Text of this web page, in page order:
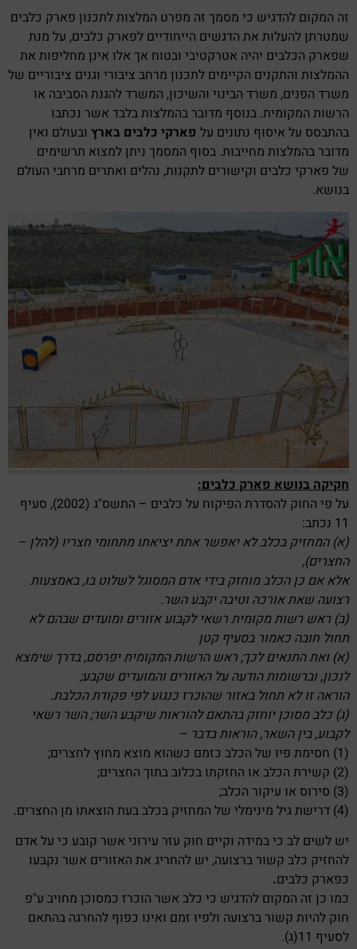
זה המקום להדגיש כי מסמך זה מפרט המלצות לתכנון פארק כלבים
שמטרתן להעלות את הדגשים הייחודיים לפארק כלבים, על מנת
שפארק הכלבים יהיה אטרקטיבי ובטוח אך אלו אינן מחליפות את
ההמלצות והתקנים הקיימים לתכנון מרחב ציבורי וגנים ציבוריים של
משרד הפנים, משרד הבינוי והשיכון, המשרד להגנת הסביבה או
הרשות המקומית. בנוסף מדובר בהמלצות בלבד אשר נכתבו
בהתבסס על איסוף נתונים על פארקי כלבים בארץ ובעולם ואין
מדובר בהמלצות מחייבות. בסוף המסמך ניתן למצוא תרשימים
של פארקי כלבים וקישורים לתקנות, נהלים ואתרים מרחבי העולם
בנושא.
חקיקה בנושא פארק כלבים:
על פי החוק להסדרת הפיקוח על כלבים – התשס"ג (2002), סעיף
11 נכתב:
(א) המחזיק בכלב לא יאפשר אתת יציאתו מתחומי חצריו (להלן –
החצרים),
אלא אם כן הכלב מוחזק בידי אדם המסוגל לשלוט בו, באמצעות
רצועה שאת אורכה וטיבה יקבע השר.
(ב) ראש רשות מקומית רשאי לקבוע אזורים ומועדים שבהם לא
תחול חובה כאמור בסעיף קטן
(א) ואת התנאים לכך; ראש הרשות המקומית יפרסם, בדרך שימצא
לנכון, וברשומות הודעה על האזורים והמועדים שקבע;
הוראה זו לא תחול באזור שהוכרז כנגוע לפי פקודת הכלבת.
(ג) כלב מסוכן יוחזק בהתאם להוראות שיקבע השר; השר רשאי
לקבוע, בין השאר, הוראות בדבר –
(1) חסימת פיו של הכלב כזמם כשהוא מוצא מחוץ לחצרים;
(2) קשירת הכלב או החזקתו בכלוב בתוך החצרים;
(3) סירוס או עיקור הכלב;
(4) דרישת גיל מינימלי של המחזיק בכלב בעת הוצאתו מן החצרים.
יש לשים לב כי במידה וקיים חוק עזר עירוני אשר קובע כי על אדם
להחזיק כלב קשור ברצועה, יש להחריג את האזורים אשר נקבעו
כפארק כלבים.
כמו כן זה המקום להדגיש כי כלב אשר הוכרז כמסוכן מחויב ע"פ
חוק להיות קשור ברצועה ולפיו זמם ואינו כפוף להחרגה בהתאם
לסעיף 11(ג).